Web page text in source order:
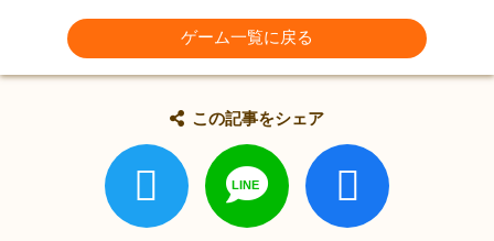
ゲーム一覧に戻る
この記事をシェア